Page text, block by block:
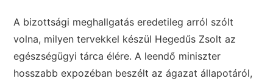
A bizottsági meghallgatás eredetileg arról szólt
volna, milyen tervekkel készül Hegedűs Zsolt az
egészségügyi tárca élére. A leendő miniszter
hosszabb expozéban beszélt az ágazat állapotáról,